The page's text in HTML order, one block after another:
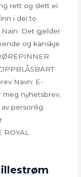
rett og slett ei
i dei to
Det gjelder
og kanskje
Navn: E-
nyhetsbrev,
personlig